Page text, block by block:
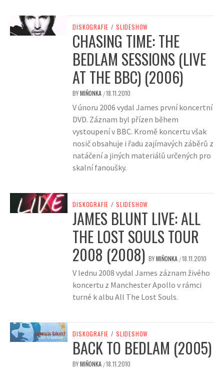
DISKOGRAFIE / SLIDESHOW
CHASING TIME: THE
BEDLAM SESSIONS (LIVE
AT THE BBC) (2006)
BYMIŇONKA /18.11.2010
V únoru 2006 vydal James první koncertní
DVD. Záznam byl přízen během
vystoupení v BBC. Kromě koncertu však
nosič obsahuje i řadu zajímavých záběrů z
natáčení a jiných materiálů určených pro
skalní fanoušky.
DISKOGRAFIE / SLIDESHOW
JAMES BLUNT LIVE: ALL
THE LOST SOULS TOUR
2008 (2008) BYMIŇONKA /18.11.2010
V lednu 2008 vydal James záznam živého
koncertu z Manchester Apollo v rámci
turné k albu All The Lost Souls.
DISKOGRAFIE / SLIDESHOW
BACK TO BEDLAM (2005)
BYMIŇONKA /18.11.2010